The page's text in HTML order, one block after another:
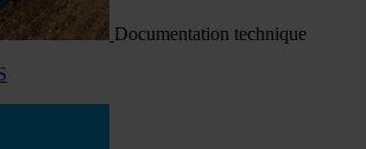
Documentation technique